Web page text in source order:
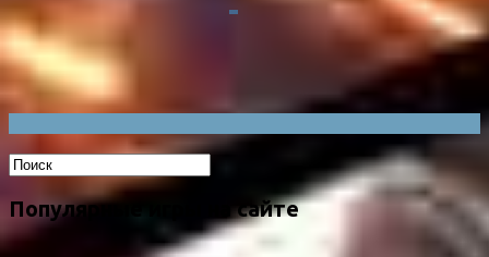
Популярные игры на сайте